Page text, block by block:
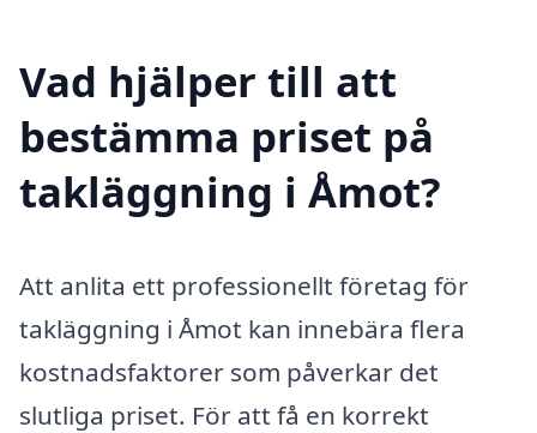
Vad hjälper till att
bestämma priset på
takläggning i Åmot?
Att anlita ett professionellt företag för
takläggning i Åmot kan innebära flera
kostnadsfaktorer som påverkar det
slutliga priset. För att få en korrekt